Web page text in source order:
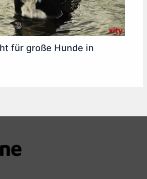
für große Hunde in